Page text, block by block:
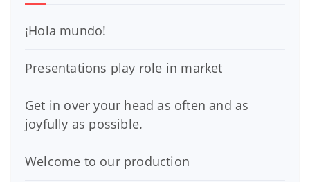
¡Hola mundo!
Presentations play role in market
Get in over your head as often and as
joyfully as possible.
Welcome to our production